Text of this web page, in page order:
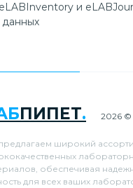
и
ПИПЕТ.
широкий
обеспечивая
для всех ваших
2026